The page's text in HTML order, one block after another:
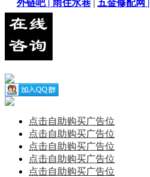
外链吧 | 雨住水巷 | 五金修配网 |
点击自助购买广告位
点击自助购买广告位
点击自助购买广告位
点击自助购买广告位
点击自助购买广告位